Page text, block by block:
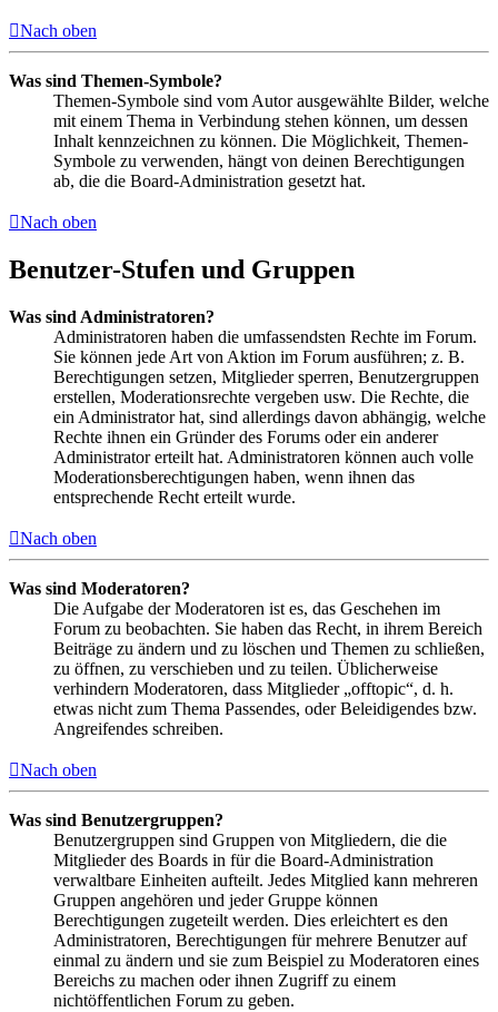
Nach oben
Was sind Themen-Symbole?
Themen-Symbole sind vom Autor ausgewählte Bilder, welche
mit einem Thema in Verbindung stehen können, um dessen
Inhalt kennzeichnen zu können. Die Möglichkeit, Themen-
Symbole zu verwenden, hängt von deinen Berechtigungen
ab, die die Board-Administration gesetzt hat.
Nach oben
Benutzer-Stufen und Gruppen
Was sind Administratoren?
Administratoren haben die umfassendsten Rechte im Forum.
Sie können jede Art von Aktion im Forum ausführen; z. B.
Berechtigungen setzen, Mitglieder sperren, Benutzergruppen
erstellen, Moderationsrechte vergeben usw. Die Rechte, die
ein Administrator hat, sind allerdings davon abhängig, welche
Rechte ihnen ein Gründer des Forums oder ein anderer
Administrator erteilt hat. Administratoren können auch volle
Moderationsberechtigungen haben, wenn ihnen das
entsprechende Recht erteilt wurde.
Nach oben
Was sind Moderatoren?
Die Aufgabe der Moderatoren ist es, das Geschehen im
Forum zu beobachten. Sie haben das Recht, in ihrem Bereich
Beiträge zu ändern und zu löschen und Themen zu schließen,
zu öffnen, zu verschieben und zu teilen. Üblicherweise
verhindern Moderatoren, dass Mitglieder „offtopic“, d. h.
etwas nicht zum Thema Passendes, oder Beleidigendes bzw.
Angreifendes schreiben.
Nach oben
Was sind Benutzergruppen?
Benutzergruppen sind Gruppen von Mitgliedern, die die
Mitglieder des Boards in für die Board-Administration
verwaltbare Einheiten aufteilt. Jedes Mitglied kann mehreren
Gruppen angehören und jeder Gruppe können
Berechtigungen zugeteilt werden. Dies erleichtert es den
Administratoren, Berechtigungen für mehrere Benutzer auf
einmal zu ändern und sie zum Beispiel zu Moderatoren eines
Bereichs zu machen oder ihnen Zugriff zu einem
nichtöffentlichen Forum zu geben.